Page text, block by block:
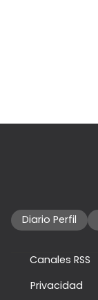
Diario Perfil
Canales RSS
Privacidad